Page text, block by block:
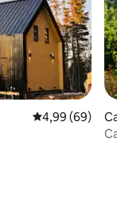
4,99 de uma
4,99 (69)